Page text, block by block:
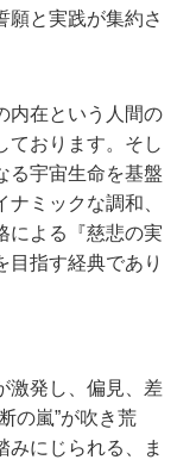
願と実践が集約さ
内在という人間の
ております。そし
る宇宙生命を基盤
ミックな調和、
による『慈悲の実
目指す経典であり
激発し、偏見、差
の嵐”が吹き荒
みにじられる、ま